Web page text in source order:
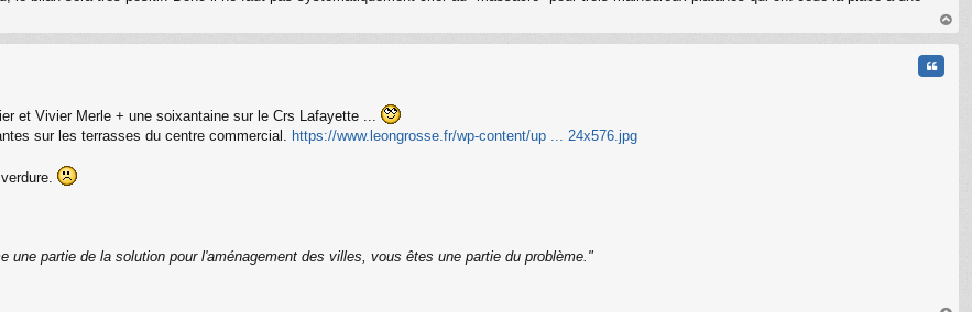
au
et Vivier Merle + une soixantaine sur le Crs Lafayette ...
sur les terrasses du centre commercial.
https://www.leongrosse.fr/wp-content/up ... 24x576.jpg
une partie de la solution pour l'aménagement des villes, vous êtes une partie du problème."